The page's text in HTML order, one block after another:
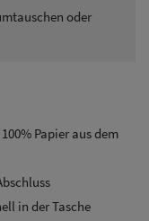
oder
Papier aus dem
in der Tasche